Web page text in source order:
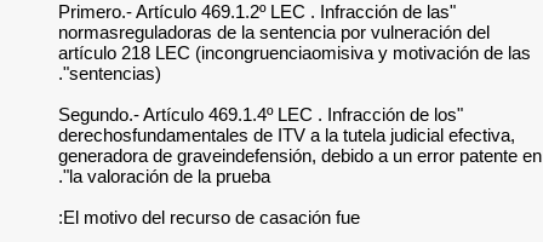
"Primero.- Artículo
artículo 218 LEC
"Segundo.- Artículo
generadora de